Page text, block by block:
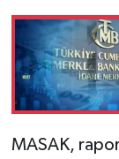
MASAK,